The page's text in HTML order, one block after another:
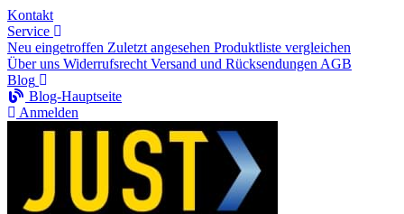
Kontakt
Service
Neu eingetroffen Zuletzt angesehen Produktliste vergleichen
Über uns Widerrufsrecht Versand und Rücksendungen AGB
Blog
Blog-Hauptseite
Anmelden